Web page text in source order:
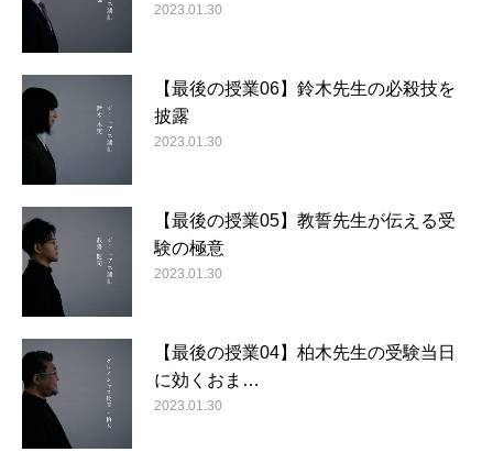
2023.01.30
【最後の授業06】鈴木先生の必殺技を
披露
2023.01.30
【最後の授業05】教誓先生が伝える受
験の極意
2023.01.30
【最後の授業04】柏木先生の受験当日
に効くおま…
2023.01.30